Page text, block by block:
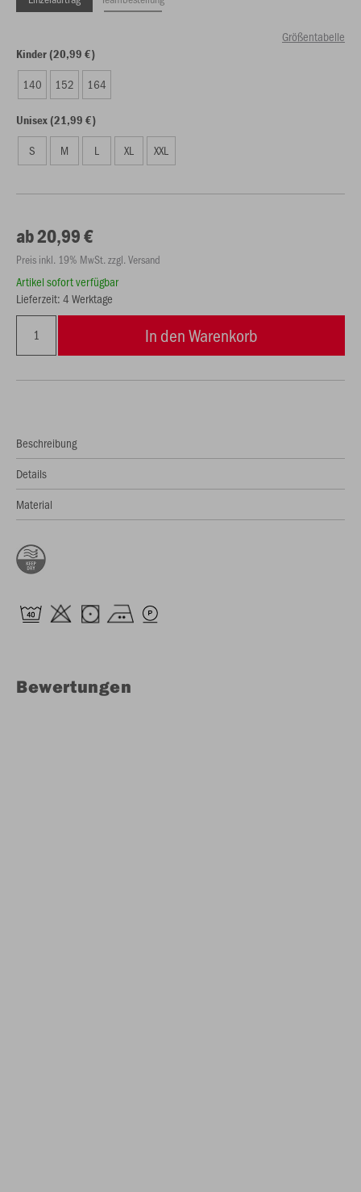
Größentabelle
Kinder (20,99 €)
140 152 164
Unisex (21,99 €)
S M L XL XXL
ab 20,99 €
Preis inkl. 19% MwSt. zzgl. Versand
Artikel sofort verfügbar
Lieferzeit: 4 Werktage
In den Warenkorb
Beschreibung
Details
Material
Bewertungen